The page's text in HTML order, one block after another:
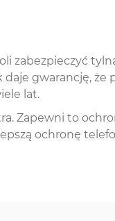
zabezpieczyć
gwarancję, że
lat.
Zapewni to
ochronę